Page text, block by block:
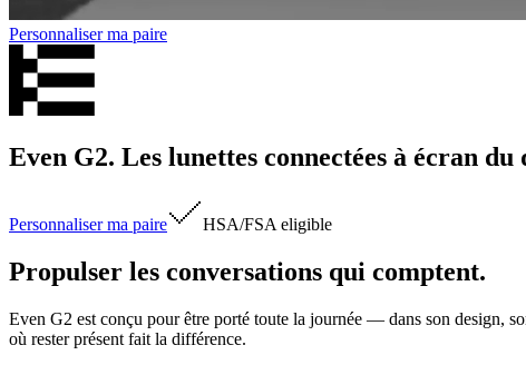
Personnaliser ma paire
Even G2. Les lunettes connectées à écran du
Personnaliser ma paire HSA/FSA eligible
Propulser les conversations qui comptent.
Even G2 est conçu pour être porté toute la journée — dans son design,
où rester présent fait la différence.